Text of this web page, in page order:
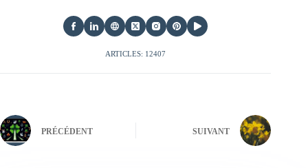
ARTICLES: 12407
PRÉCÉDENT SUIVANT